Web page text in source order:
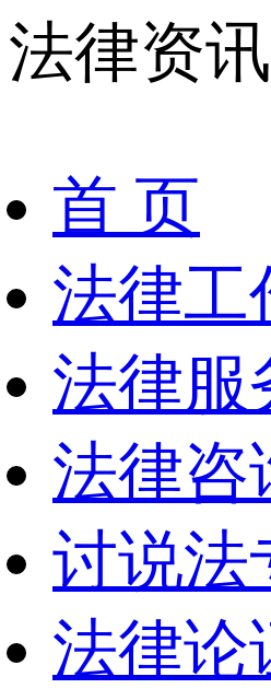
法律资讯
首 页
法律工
法律服
法律咨
讨说法
法律论